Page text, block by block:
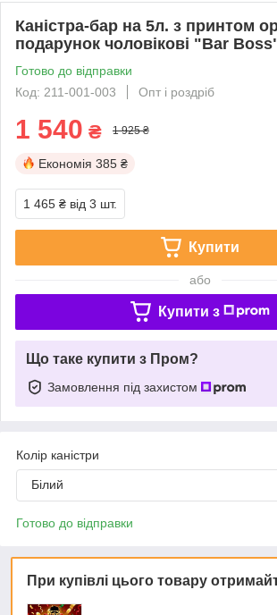
Каністра-бар на 5л. з принтом
подарунок чоловікові "Bar
Готово до відправки
Код: 211-001-003
Опт і роздріб
1 540 ₴ 1 925 ₴
Економія 385 ₴
1 465 ₴ від 3 шт.
Купити
або
Купити з
Що таке купити з Пром?
Замовлення під захистом
Колір каністри
Білий
Готово до відправки
При купівлі цього товару